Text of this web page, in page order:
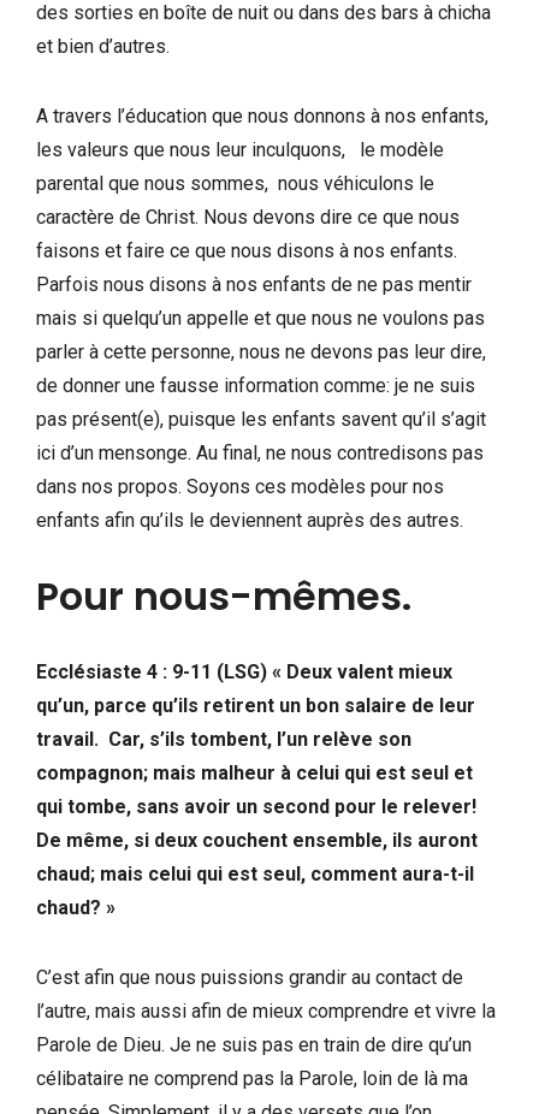
des sorties en boîte de nuit ou dans des bars à chicha
et bien d’autres.
A travers l’éducation que nous donnons à nos enfants,
les valeurs que nous leur inculquons, le modèle
parental que nous sommes, nous véhiculons le
caractère de Christ. Nous devons dire ce que nous
faisons et faire ce que nous disons à nos enfants.
Parfois nous disons à nos enfants de ne pas mentir
mais si quelqu’un appelle et que nous ne voulons pas
parler à cette personne, nous ne devons pas leur dire,
de donner une fausse information comme: je ne suis
pas présent(e), puisque les enfants savent qu’il s’agit
ici d’un mensonge. Au final, ne nous contredisons pas
dans nos propos. Soyons ces modèles pour nos
enfants afin qu’ils le deviennent auprès des autres.
Pour nous-mêmes.
Ecclésiaste 4 : 9-11 (LSG) « Deux valent mieux
qu’un, parce qu’ils retirent un bon salaire de leur
travail. Car, s’ils tombent, l’un relève son
compagnon; mais malheur à celui qui est seul et
qui tombe, sans avoir un second pour le relever!
De même, si deux couchent ensemble, ils auront
chaud; mais celui qui est seul, comment aura-t-il
chaud? »
C’est afin que nous puissions grandir au contact de
l’autre, mais aussi afin de mieux comprendre et vivre la
Parole de Dieu. Je ne suis pas en train de dire qu’un
célibataire ne comprend pas la Parole, loin de là ma